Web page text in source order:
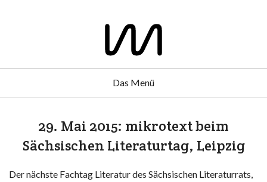
Das Menü
29. Mai 2015: mikrotext beim
Sächsischen Literaturtag, Leipzig
Der nächste Fachtag Literatur des Sächsischen Literaturrats,